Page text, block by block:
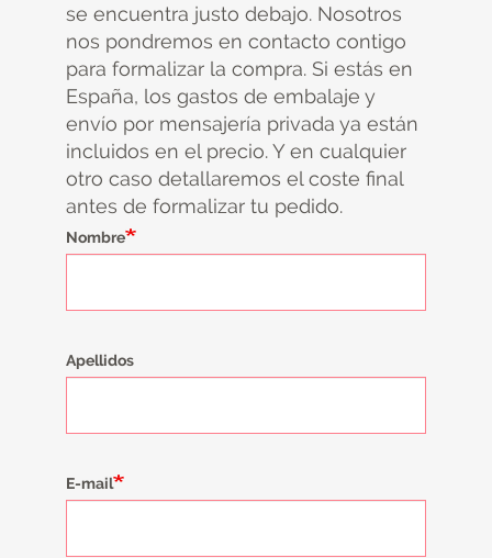
se encuentra justo debajo. Nosotros
nos pondremos en contacto contigo
para formalizar la compra. Si estás en
España, los gastos de embalaje y
envío por mensajería privada ya están
incluidos en el precio. Y en cualquier
otro caso detallaremos el coste final
antes de formalizar tu pedido.
Nombre
Apellidos
E-mail